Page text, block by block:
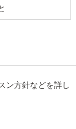
ン方針などを詳し